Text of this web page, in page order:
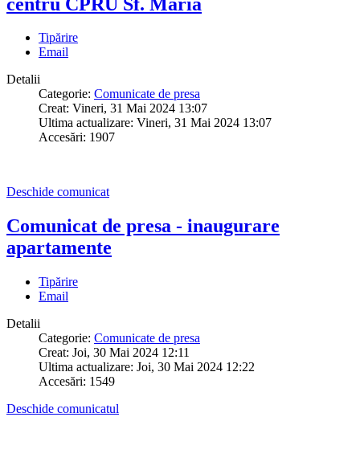
Tipărire
Email
Detalii
Categorie: Comunicate de presa
Creat: Vineri, 31 Mai 2024 13:07
Ultima actualizare: Vineri, 31 Mai 2024 13:07
Accesări: 1907
Deschide comunicat
Comunicat de presa - inaugurare
apartamente
Tipărire
Email
Detalii
Categorie: Comunicate de presa
Creat: Joi, 30 Mai 2024 12:11
Ultima actualizare: Joi, 30 Mai 2024 12:22
Accesări: 1549
Deschide comunicatul